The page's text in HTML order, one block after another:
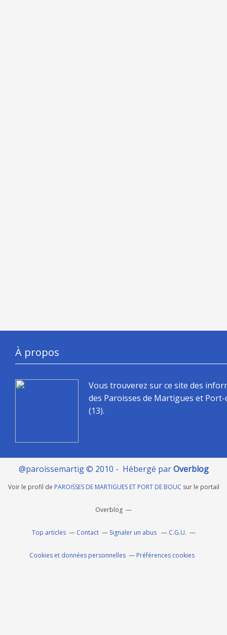
À propos
Vous trouverez sur ce site des
des Paroisses de Martigues et
(13).
@paroissemartig © 2010 - Hébergé parOverblog
Voir le profil de PAROISSES DE MARTIGUES ET PORT DE BOUC sur le portail
Overblog
Top articles Contact Signaler un abus C.G.U.
Cookies et données personnelles Préférences cookies